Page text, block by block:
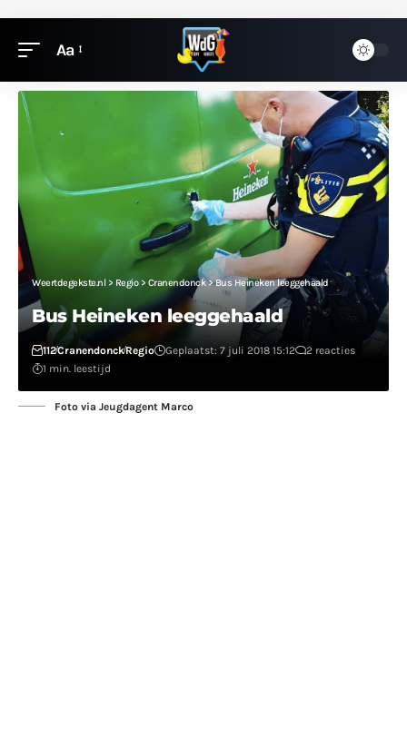
Aa
Weertdegekste.nl> Regio> Cranendonck>Bus Heineken leeggehaald
Bus Heineken leeggehaald
112CranendonckRegio Geplaatst: 7 juli 2018 15:12
2 reacties
1 min. leestijd
Foto via Jeugdagent Marco